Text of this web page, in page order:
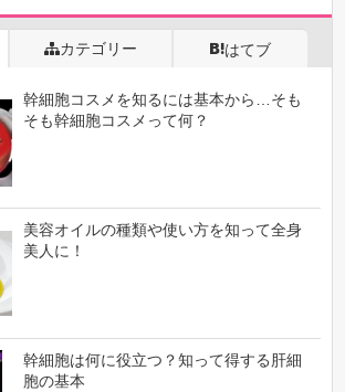
カテゴリー はてブ
幹細胞コスメを知るには基本から…そも
そも幹細胞コスメって何？
美容オイルの種類や使い方を知って全身
美人に！
幹細胞は何に役立つ？知って得する肝細
胞の基本